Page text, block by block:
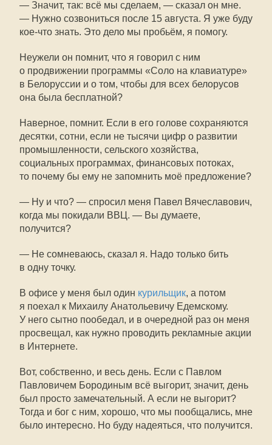
— Значит, так: всё мы сделаем, — сказал он мне.
— Нужно созвониться после 15 августа. Я уже буду
кое-что знать. Это дело мы пробьём, я помогу.
Неужели он помнит, что я говорил с ним
о продвижении программы «Соло на клавиатуре»
в Белоруссии и о том, чтобы для всех белорусов
она была бесплатной?
Наверное, помнит. Если в его голове сохраняются
десятки, сотни, если не тысячи цифр о развитии
промышленности, сельского хозяйства,
социальных программах, финансовых потоках,
то почему бы ему не запомнить моё предложение?
— Ну и что? — спросил меня Павел Вячеславович,
когда мы покидали ВВЦ. — Вы думаете,
получится?
— Не сомневаюсь, сказал я. Надо только бить
в одну точку.
В офисе у меня был один курильщик, а потом
я поехал к Михаилу Анатольевичу Едемскому.
У него сытно пообедал, и в очередной раз он меня
просвещал, как нужно проводить рекламные акции
в Интернете.
Вот, собственно, и весь день. Если с Павлом
Павловичем Бородиным всё выгорит, значит, день
был просто замечательный. А если не выгорит?
Тогда и бог с ним, хорошо, что мы пообщались, мне
было интересно. Но буду надеяться, что получится.